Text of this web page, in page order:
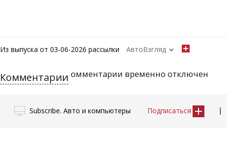
Из выпуска от 03-06-2026 рассылки АвтоВзгляд
Комментарии омментарии временно отключен
Subscribe. Авто и компьютеры Подписаться |